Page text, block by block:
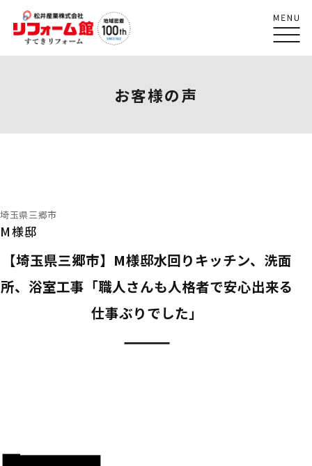
お客様の声
埼玉県三郷市
M様邸
【埼玉県三郷市】M様邸水回りキッチン、洗面
所、浴室工事「職人さんも人格者で安心出来る
仕事ぶりでした」